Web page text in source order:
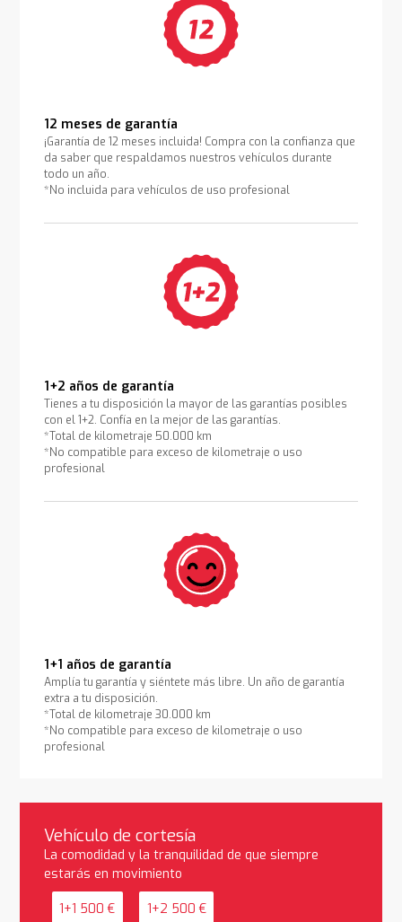
12 meses de garantía
¡Garantía de 12 meses incluida! Compra con la confianza que
da saber que respaldamos nuestros vehículos durante
todo un año.
*No incluida para vehículos de uso profesional
1+2 años de garantía
Tienes a tu disposición la mayor de las garantías posibles
con el 1+2. Confía en la mejor de las garantías.
*Total de kilometraje 50.000 km
*No compatible para exceso de kilometraje o uso
profesional
1+1 años de garantía
Amplía tu garantía y siéntete más libre. Un año de garantía
extra a tu disposición.
*Total de kilometraje 30.000 km
*No compatible para exceso de kilometraje o uso
profesional
Vehículo de cortesía
La comodidad y la tranquilidad de que siempre
estarás en movimiento
1+1 500 € 1+2 500 €